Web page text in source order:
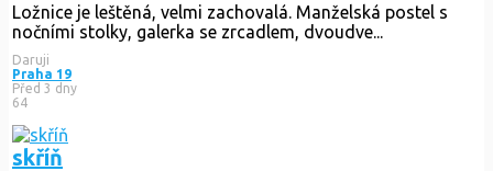
Ložnice je leštěná, velmi zachovalá. Manželská postel s
nočními stolky, galerka se zrcadlem, dvoudve...
Daruji
Praha 19
Před 3 dny
64
skříň